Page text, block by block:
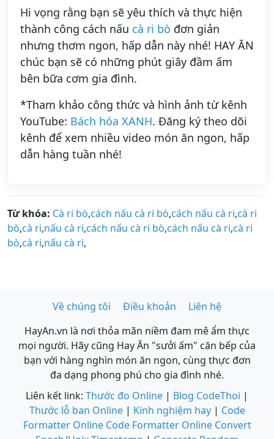
Hi vọng rằng bạn sẽ yêu thích và thực hiện
thành công cách nấu cà ri bò đơn giản
nhưng thơm ngon, hấp dẫn này nhé! HAY ĂN
chúc bạn sẽ có những phút giây đầm ấm
bên bữa cơm gia đình.
*Tham khảo công thức và hình ảnh từ kênh
YouTube: Bách hóa XANH. Đăng ký theo dõi
kênh để xem nhiều video món ăn ngon, hấp
dẫn hàng tuần nhé!
Từ khóa: Cà ri bò,cách nấu cà ri bò,cách nấu cà ri,cà ri
bò,cà ri,nấu cà ri,cách nấu cà ri bò,cách nấu cà ri,cà ri
bò,cà ri,nấu cà ri,
Về chúng tôi Điều khoản
Liên hệ
HayAn.vn là nơi thỏa mãn niềm đam mê ẩm thực
mọi người. Hãy cũng Hay Ăn "sưởi ấm" căn bếp của
bạn với hàng nghìn món ăn ngon, cùng thực đơn
đa dạng phong phú cho gia đình nhé.
Liên kết link: Thước đo Online | Blog CodeThoi |
Thước lỗ ban Online| Kinh nghiệm hay| Code
Formatter Online Code Formatter Online Convert